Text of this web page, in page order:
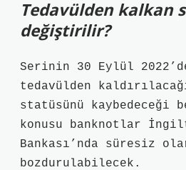
Tedavülden kalkan
değiştirilir?
Serinin 30 Eylül
tedavülden
statüsünü
konusu banknotlar
Bankası’nda süresiz
bozdurulabilecek.